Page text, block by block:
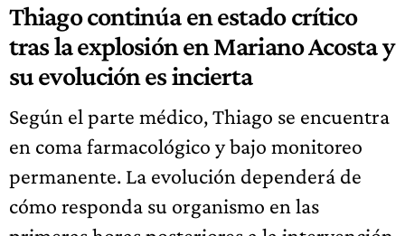
Thiago continúa en estado crítico
tras la explosión en Mariano Acosta y
su evolución es incierta
Según el parte médico, Thiago se encuentra
en coma farmacológico y bajo monitoreo
permanente. La evolución dependerá de
cómo responda su organismo en las